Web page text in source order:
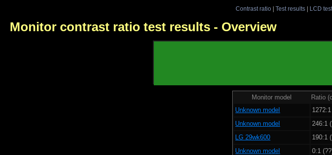
Contrast ratio| Test results| LCD test
Monitor contrast ratio test results - Overview
Monitor model Ratio
Unknown model
Unknown model
246:1
LG 29wk600
190:1
Unknown model
0:1